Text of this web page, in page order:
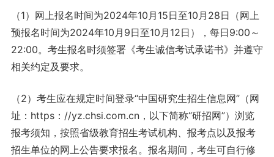
（1）网上报名时间为2024年10月15日至10月28日（网上
预报名时间为2024年10月9日至10月12日），每日9:00～
22:00。考生报名时须签署《考生诚信考试承诺书》并遵守
相关约定及要求。
（2）考生应在规定时间登录“中国研究生招生信息网”（网
址：https：//yz.chsi.com.cn，以下简称“研招网”）浏览
报考须知，按照省级教育招生考试机构、报考点以及报考
招生单位的网上公告要求报名。报名期间，考生可自行修